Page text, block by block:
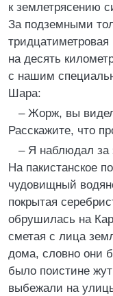
к землетрясению
За подземными
на десять
с нашим
Шара:
– Жорж, вы
Расскажите, что
– Я наблюдал за
На пакистанское
чудовищный
покрытая
обрушилась на
сметая с лица
дома, словно они
было поистине
выбежали на